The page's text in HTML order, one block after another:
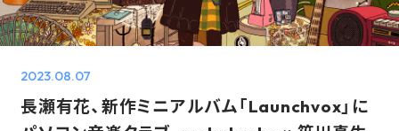
ARTIST
AUDITION
2023.08.07
長瀬有花、新作ミニアルバム「Launchvox」に